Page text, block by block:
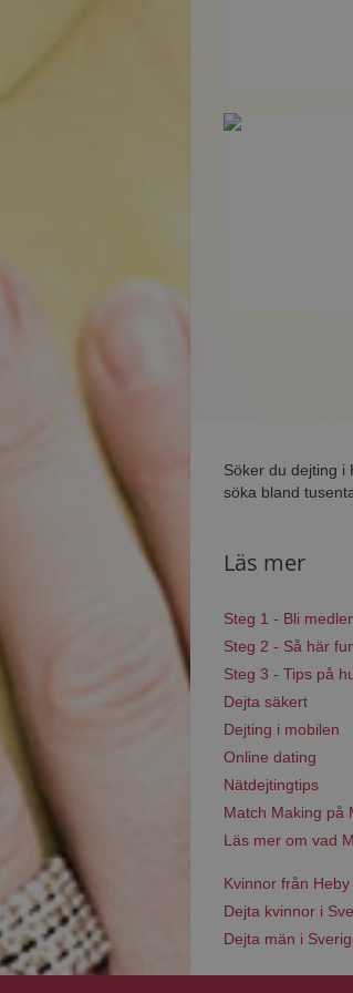
Söker du dejting i
söka bland
Läs mer
Steg 1 - Bli
Steg 2 - Så här
Steg 3 - Tips på
Dejta säkert
Dejting i mobilen
Online dating
Nätdejtingtips
Match Making på
Läs mer om vad
Kvinnor från Heby
Dejta kvinnor i
Dejta män i